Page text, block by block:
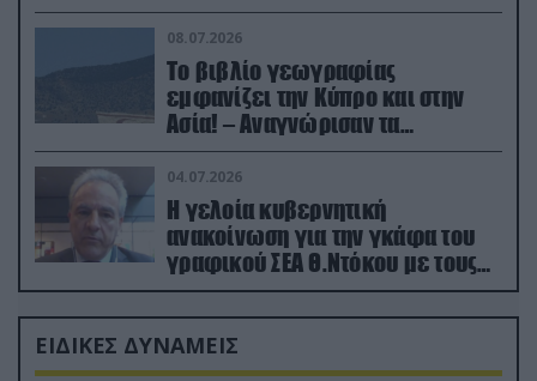
08.07.2026
Το βιβλίο γεωγραφίας
εμφανίζει την Κύπρο και στην
Ασία! – Αναγνώρισαν τα
κατεχόμενα; (φωτο)
04.07.2026
Η γελοία κυβερνητική
ανακοίνωση για την γκάφα του
γραφικού ΣΕΑ Θ.Ντόκου με τους
Ρώσους φαρσέρ
ΕΙΔΙΚΕΣ ΔΥΝΑΜΕΙΣ